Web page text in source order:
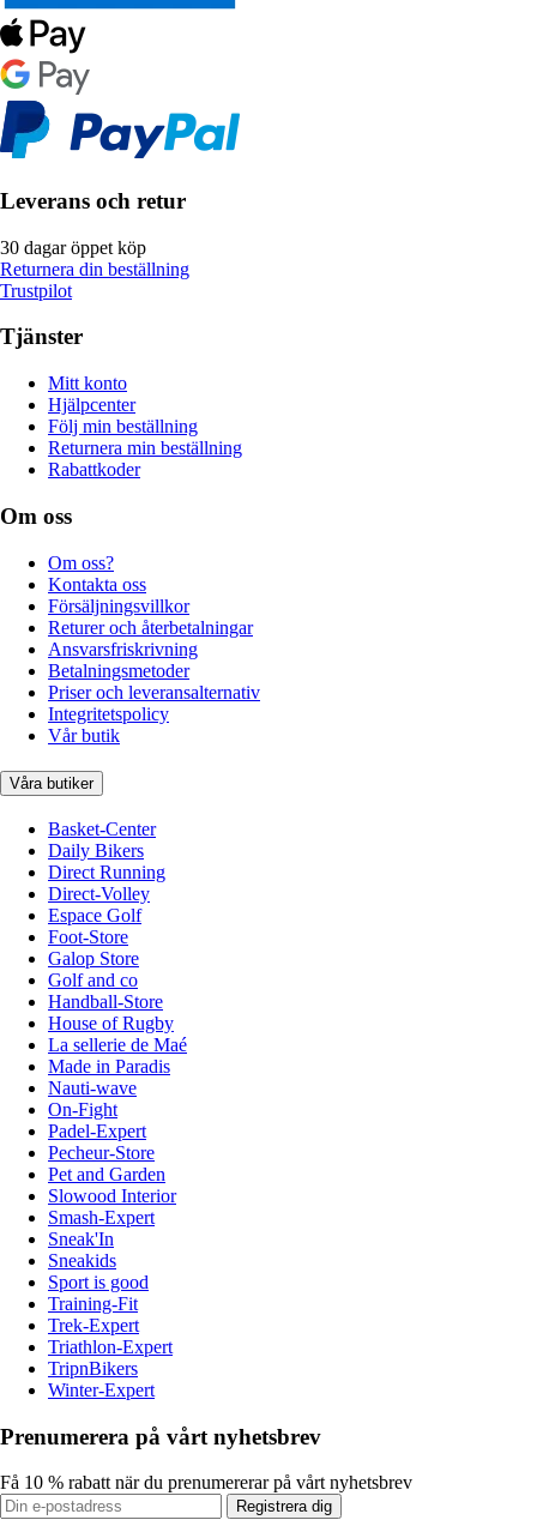
Leverans och retur
30 dagar öppet köp
Returnera din beställning
Trustpilot
Tjänster
Mitt konto
Hjälpcenter
Följ min beställning
Returnera min beställning
Rabattkoder
Om oss
Om oss?
Kontakta oss
Försäljningsvillkor
Returer och återbetalningar
Ansvarsfriskrivning
Betalningsmetoder
Priser och leveransalternativ
Integritetspolicy
Vår butik
Våra butiker
Basket-Center
Daily Bikers
Direct Running
Direct-Volley
Espace Golf
Foot-Store
Galop Store
Golf and co
Handball-Store
House of Rugby
La sellerie de Maé
Made in Paradis
Nauti-wave
On-Fight
Padel-Expert
Pecheur-Store
Pet and Garden
Slowood Interior
Smash-Expert
Sneak'In
Sneakids
Sport is good
Training-Fit
Trek-Expert
Triathlon-Expert
TripnBikers
Winter-Expert
Prenumerera på vårt nyhetsbrev
Få 10 % rabatt när du prenumererar på vårt nyhetsbrev
Registrera dig